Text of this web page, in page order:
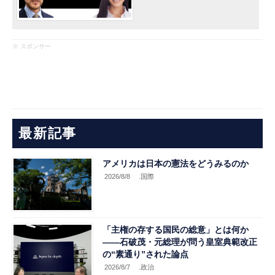
※ スポンサー
最新記事
アメリカは日本の憲法をどうみるのか
2026/8/8 .国際
「主権の存する国民の総意」とは何か
――石破茂・元総理が問う皇室典範改正
の“素通り”された論点
2026/8/7 .政治